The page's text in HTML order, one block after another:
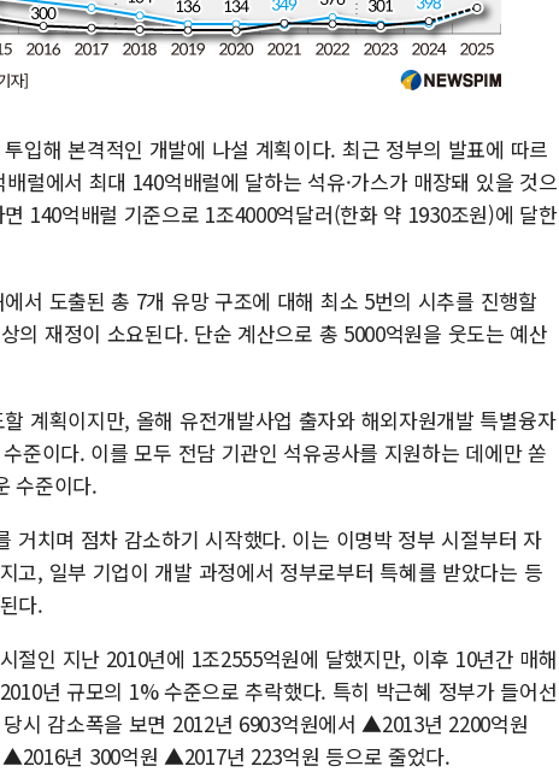
입해 본격적인 개발에 나설 계획이다. 최근 정부의 발표에 따르
럴에서 최대 140억배럴에 달하는 석유·가스가 매장돼 있을 것으
140억배럴 기준으로 1조4000억달러(한화 약 1930조원)에 달한
서 도출된 총 7개 유망 구조에 대해 최소 5번의 시추를 진행할
의 재정이 소요된다. 단순 계산으로 총 5000억원을 웃도는 예산
계획이지만, 올해 유전개발사업 출자와 해외자원개발 특별융자
준이다. 이를 모두 전담 기관인 석유공사를 지원하는 데에만 쏟
수준이다.
거치며 점차 감소하기 시작했다. 이는 이명박 정부 시절부터 자
고, 일부 기업이 개발 과정에서 정부로부터 특혜를 받았다는 등
다.
절인 지난 2010년에 1조2555억원에 달했지만, 이후 10년간 매해
년 규모의 1% 수준으로 추락했다. 특히 박근혜 정부가 들어선
시 감소폭을 보면 2012년 6903억원에서 ▲2013년 2200억원
년 300억원 ▲2017년 223억원 등으로 줄었다.